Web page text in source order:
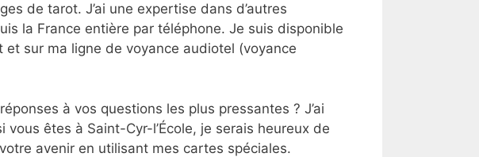
de tarot. J’ai une expertise dans d’autres
la France entière par téléphone. Je suis disponible
sur ma ligne de voyance audiotel (voyance
à vos questions les plus pressantes ? J’ai
êtes à Saint-Cyr-l’École, je serais heureux de
avenir en utilisant mes cartes spéciales.